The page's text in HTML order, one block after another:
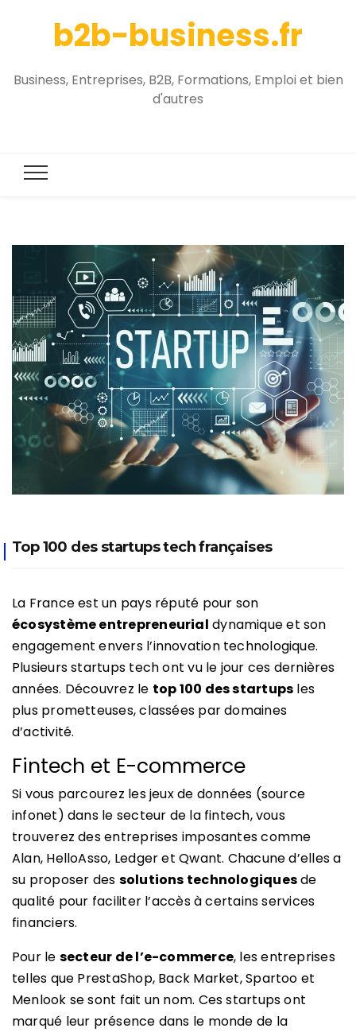
b2b-business.fr
Business, Entreprises, B2B, Formations, Emploi et bien
d'autres
Top 100 des startups tech françaises
La France est un pays réputé pour son
écosystème entrepreneurial dynamique et son
engagement envers l’innovation technologique.
Plusieurs startups tech ont vu le jour ces dernières
années. Découvrez le top 100 des startups les
plus prometteuses, classées par domaines
d’activité.
Fintech et E-commerce
Si vous parcourez lesjeux de données (source
infonet) dans le secteur de la fintech, vous
trouverez des entreprises imposantes comme
Alan, HelloAsso, Ledger et Qwant. Chacune d’elles a
su proposer des solutions technologiquesde
qualité pour faciliter l’accès à certains services
financiers.
Pour le secteur de l’e-commerce, les entreprises
telles que PrestaShop, Back Market, Spartoo et
Menlook se sont fait un nom. Ces startups ont
marqué leur présence dans le monde de la